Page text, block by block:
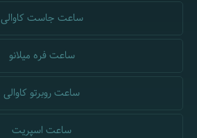
ساعت جاست کاوالی
ساعت فره میلانو
ساعت روبرتو کاوالی
ساعت اسپریت